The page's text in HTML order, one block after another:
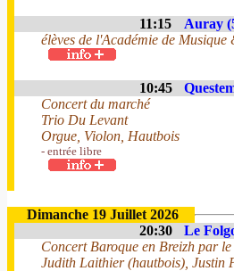
11:15 Auray
élèves de l'Académie de
10:45
Concert du marché
Trio Du Levant
Orgue, Violon, Hautbois
- entrée libre
Dimanche 19 Juillet 2026
20:30
Le
Concert Baroque en Breizh par
Judith Laithier (hautbois), Justin